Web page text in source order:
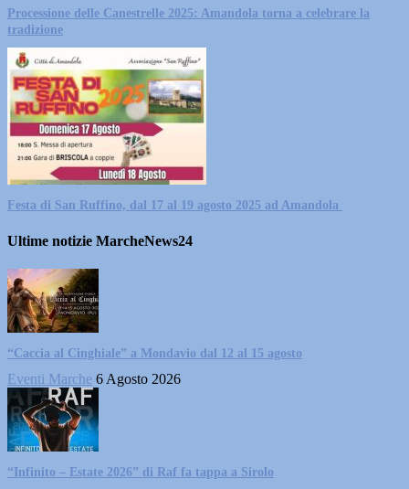
Processione delle Canestrelle 2025: Amandola torna a celebrare la
tradizione
Festa di San Ruffino, dal 17 al 19 agosto 2025 ad Amandola
Ultime notizie MarcheNews24
“Caccia al Cinghiale” a Mondavio dal 12 al 15 agosto
Eventi Marche 6 Agosto 2026
“Infinito – Estate 2026” di Raf fa tappa a Sirolo